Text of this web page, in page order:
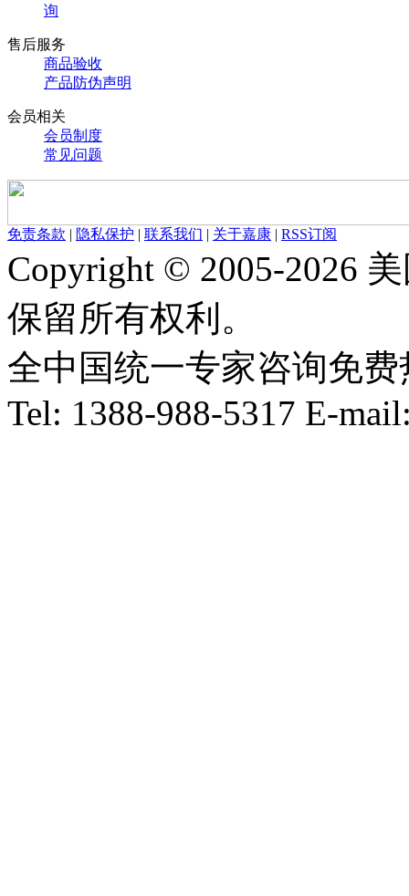
询
售后服务
商品验收
产品防伪声明
会员相关
会员制度
常见问题
免责条款 | 隐私保护 | 联系我们 | 关于嘉康 | RSS订阅
Copyright © 2005-2026
保留所有权利。
全中国统一专家咨询免费
Tel: 1388-988-5317 E-